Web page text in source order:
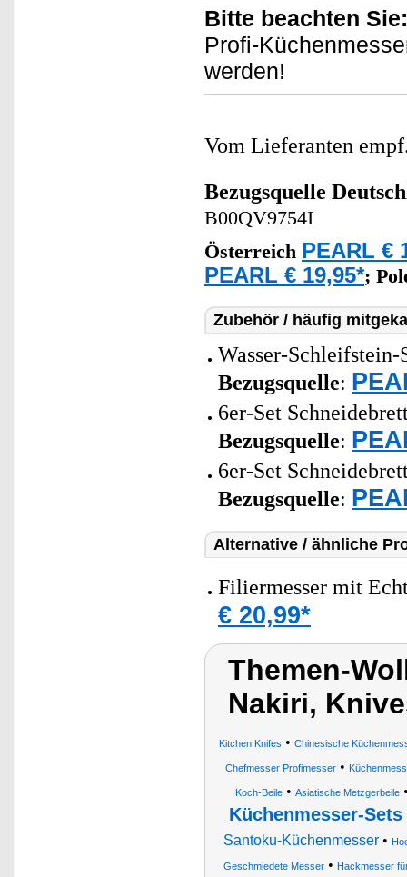
Bitte beachten Sie:
Profi-
werden!
Vom Lieferanten
Bezugsquelle
B00QV9754I
Österreich PEARL €
PEARL € 19,95*;
Zubehör / häufig
Wasser-
Bezugsquelle:
6er-Set
Bezugsquelle:
6er-Set
Bezugsquelle:
Alternative / ähnliche
Filiermesser mit
€ 20,99*
Themen-
Nakiri,
Kitchen Knifes • Chinesische
Chefmesser Profimesser•
Koch-Beile• Asiatische Metzgerbeile
Küchenmesser-Sets
Santoku-Küchenmesser •
Geschmiedete Messer• Hackmesser